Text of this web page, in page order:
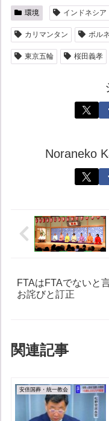
環境 インドネシア
カリマンタン ボル
東京五輪 桜田義孝
Noraneko
FTAはFTAでないと
お詫びと訂正
関連記事
安倍国葬・統一教会